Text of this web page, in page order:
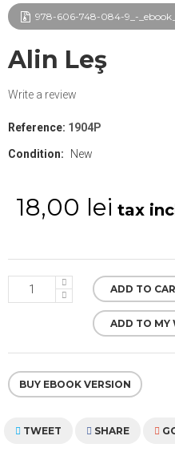
978-606-748-084-9_-_ebook_-
Alin Leş
Write a review
Reference: 1904P
Condition: New
18,00 lei tax
ADD TO
ADD TO MY
BUY EBOOK VERSION
TWEET SHARE